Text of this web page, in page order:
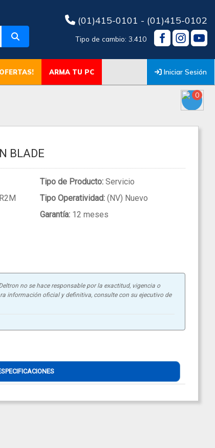
(01)415-0101 - (01)415-0102
Tipo de cambio: 3.410
ARMA TU PC Iniciar Sesión
0
BLADE
Tipo de Producto:Servicio
Tipo Operatividad:(NV) Nuevo
Garantía:12 meses
no se hace responsable por la exactitud, vigencia o
información oficial y definitiva, consulte con su ejecutivo de